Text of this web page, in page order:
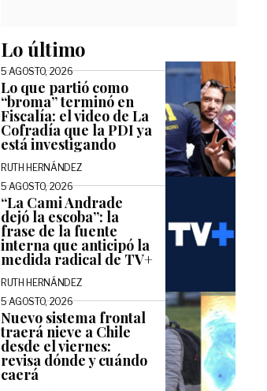
Lo último
5 AGOSTO, 2026
Lo que partió como
“broma” terminó en
Fiscalía: el video de La
Cofradía que la PDI ya
está investigando
RUTH HERNÁNDEZ
5 AGOSTO, 2026
“La Cami Andrade
dejó la escoba”: la
frase de la fuente
interna que anticipó la
medida radical de TV+
RUTH HERNÁNDEZ
5 AGOSTO, 2026
Nuevo sistema frontal
traerá nieve a Chile
desde el viernes:
revisa dónde y cuándo
caerá